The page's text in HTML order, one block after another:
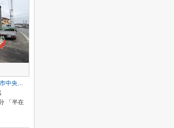
【仲介手数料０円】相模原市中央区田名 新築一戸建て 全3棟
「半在